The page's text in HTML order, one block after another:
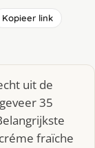
Kopieer link
uit de
35
fraïche